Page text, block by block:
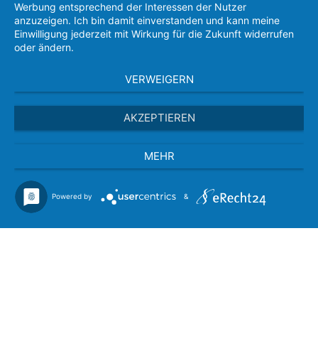
Werbung entsprechend der Interessen der Nutzer
anzuzeigen. Ich bin damit einverstanden und kann meine
Einwilligung jederzeit mit Wirkung für die Zukunft widerrufen
oder ändern.
VERWEIGERN
AKZEPTIEREN
MEHR
Powered by &